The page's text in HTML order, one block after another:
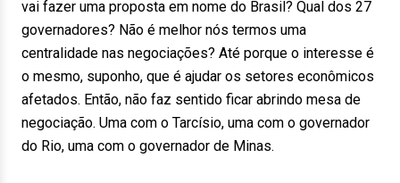
vai fazer uma proposta em nome do Brasil? Qual dos 27
governadores? Não é melhor nós termos uma
centralidade nas negociações? Até porque o interesse é
o mesmo, suponho, que é ajudar os setores econômicos
afetados. Então, não faz sentido ficar abrindo mesa de
negociação. Uma com o Tarcísio, uma com o governador
do Rio, uma com o governador de Minas.